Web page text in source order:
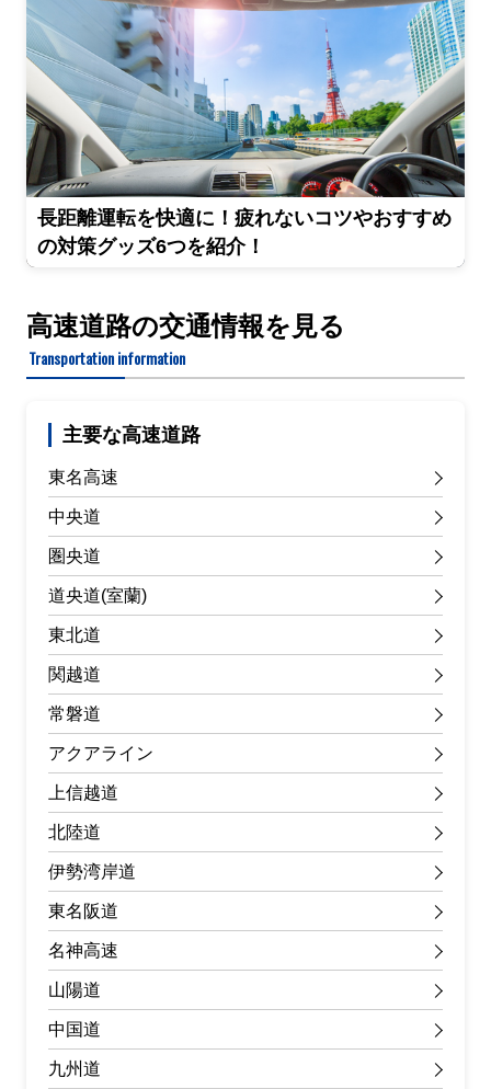
長距離運転を快適に！疲れないコツやおすすめ
の対策グッズ6つを紹介！
高速道路の交通情報を見る
Transportation information
主要な高速道路
東名高速
中央道
圏央道
道央道(室蘭)
東北道
関越道
常磐道
アクアライン
上信越道
北陸道
伊勢湾岸道
東名阪道
名神高速
山陽道
中国道
九州道